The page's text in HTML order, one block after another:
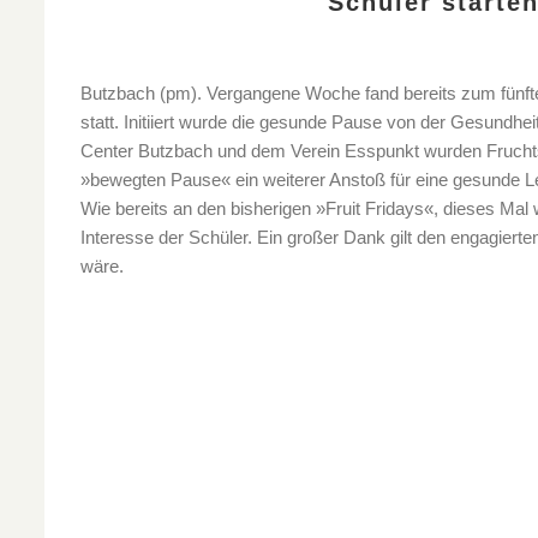
Butzbach (pm). Vergangene Woche fand bereits zum
statt. Initiiert wurde die gesunde Pause von der
Center Butzbach und dem Verein Esspunkt wurden
»bewegten Pause« ein weiterer Anstoß für eine gesunde
Wie bereits an den bisherigen »Fruit Fridays«, dieses
Interesse der Schüler. Ein großer Dank gilt den
wäre.